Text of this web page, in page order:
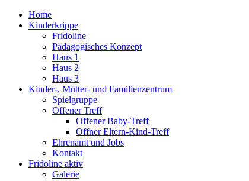
Home
Kinderkrippe
Fridoline
Pädagogisches Konzept
Haus 1
Haus 2
Haus 3
Kinder-, Mütter- und Familienzentrum
Spielgruppe
Offener Treff
Offener Baby-Treff
Offner Eltern-Kind-Treff
Ehrenamt und Jobs
Kontakt
Fridoline aktiv
Galerie